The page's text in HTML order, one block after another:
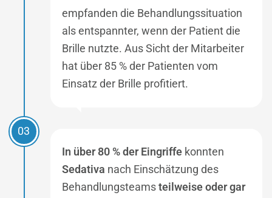
empfanden die Behandlungssituation
als entspannter, wenn der Patient die
Brille nutzte. Aus Sicht der Mitarbeiter
hat über 85 % der Patienten vom
Einsatz der Brille profitiert.
03
In über 80 % der Eingriffe konnten
Sedativa nach Einschätzung des
Behandlungsteams teilweise oder gar